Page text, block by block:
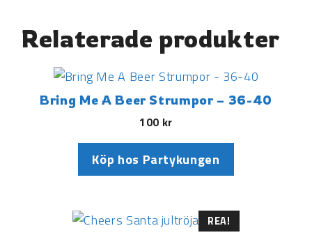
Relaterade produkter
Bring Me A Beer Strumpor – 36-40
100 kr
Köp hos Partykungen
REA!